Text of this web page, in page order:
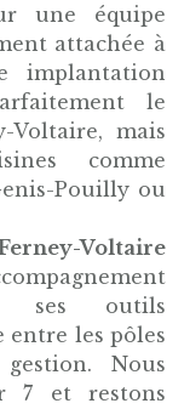
une équipe
attachée à
implantation
le
Voltaire, mais
comme
Pouilly ou
Voltaire
ses outils
entre les pôles
Nous
7 et restons